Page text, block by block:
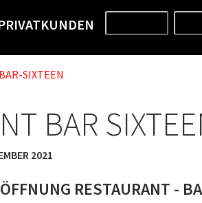
SIXTEEN
BAR
2021
RESTAURANT -